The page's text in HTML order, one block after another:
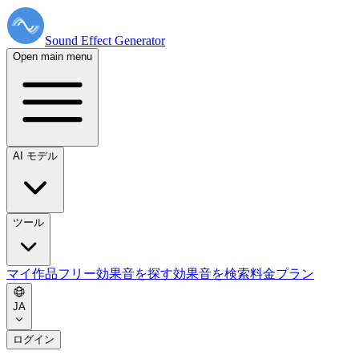
Sound Effect Generator
Open main menu
AI モデル
ツール
マイ作品フリー効果音を探す効果音を検索料金プラン
JA
ログイン